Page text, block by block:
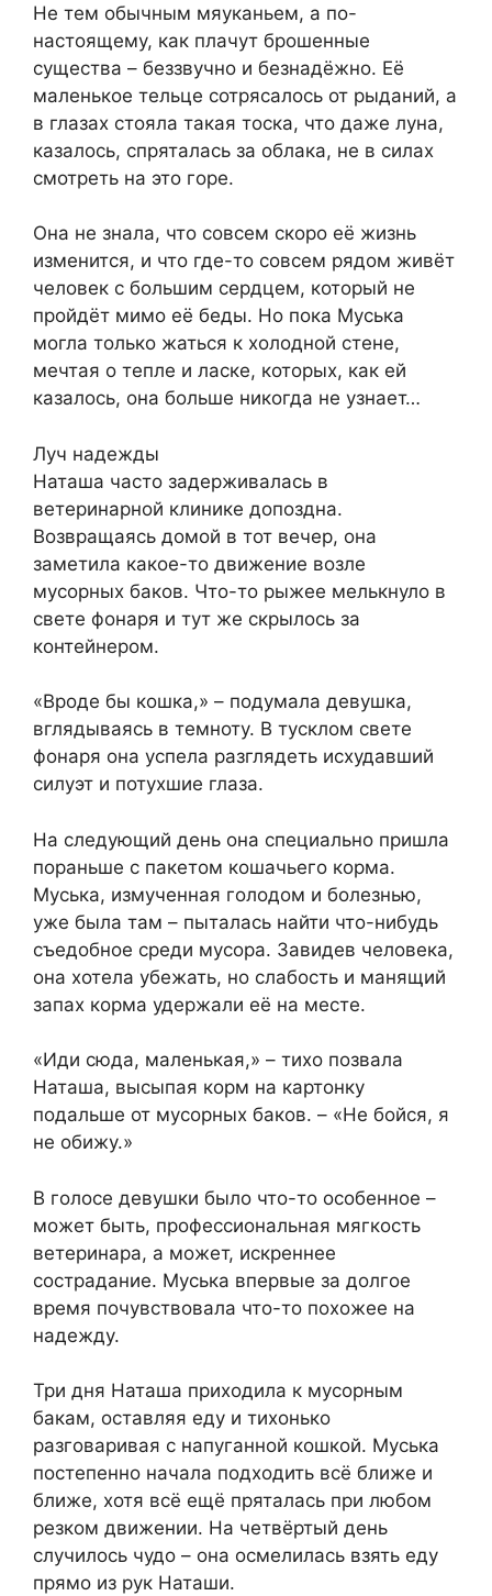
Не тем обычным мяуканьем, а по-
настоящему, как плачут брошенные
существа – беззвучно и безнадёжно. Её
маленькое тельце сотрясалось от рыданий, а
в глазах стояла такая тоска, что даже луна,
казалось, спряталась за облака, не в силах
смотреть на это горе.
Она не знала, что совсем скоро её жизнь
изменится, и что где-то совсем рядом живёт
человек с большим сердцем, который не
пройдёт мимо её беды. Но пока Муська
могла только жаться к холодной стене,
мечтая о тепле и ласке, которых, как ей
казалось, она больше никогда не узнает…
Луч надежды
Наташа часто задерживалась в
ветеринарной клинике допоздна.
Возвращаясь домой в тот вечер, она
заметила какое-то движение возле
мусорных баков. Что-то рыжее мелькнуло в
свете фонаря и тут же скрылось за
контейнером.
«Вроде бы кошка,» – подумала девушка,
вглядываясь в темноту. В тусклом свете
фонаря она успела разглядеть исхудавший
силуэт и потухшие глаза.
На следующий день она специально пришла
пораньше с пакетом кошачьего корма.
Муська, измученная голодом и болезнью,
уже была там – пыталась найти что-нибудь
съедобное среди мусора. Завидев человека,
она хотела убежать, но слабость и манящий
запах корма удержали её на месте.
«Иди сюда, маленькая,» – тихо позвала
Наташа, высыпая корм на картонку
подальше от мусорных баков. – «Не бойся, я
не обижу.»
В голосе девушки было что-то особенное –
может быть, профессиональная мягкость
ветеринара, а может, искреннее
сострадание. Муська впервые за долгое
время почувствовала что-то похожее на
надежду.
Три дня Наташа приходила к мусорным
бакам, оставляя еду и тихонько
разговаривая с напуганной кошкой. Муська
постепенно начала подходить всё ближе и
ближе, хотя всё ещё пряталась при любом
резком движении. На четвёртый день
случилось чудо – она осмелилась взять еду
прямо из рук Наташи.